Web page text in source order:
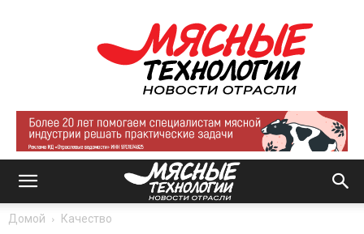
Мясные
технологии
|
Новости
отрасли
Домой Качество